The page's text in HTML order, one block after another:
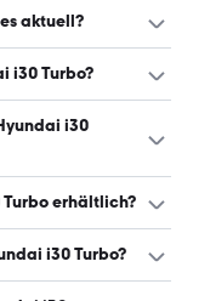
liegt zwischen
aktuell?
davon
i30 Turbo?
101 und
i30
und
erhältlich?
Farben: weiß,
i30 Turbo?